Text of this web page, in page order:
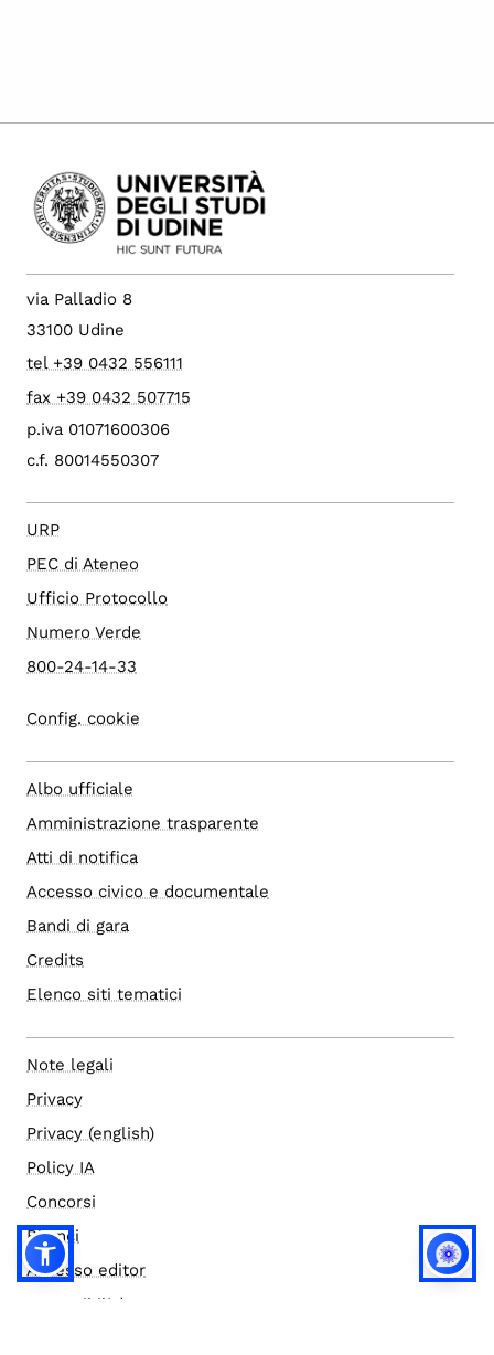
via Palladio 8
33100 Udine
tel +39 0432 556111
fax +39 0432 507715
p.iva 01071600306
c.f. 80014550307
URP
PEC di Ateneo
Ufficio Protocollo
Numero Verde
800-24-14-33
Config. cookie
Albo ufficiale
Amministrazione trasparente
Atti di notifica
Accesso civico e documentale
Bandi di gara
Credits
Elenco siti tematici
Note legali
Privacy
Privacy (english)
Policy IA
Concorsi
Bilanci
Accesso editor
Accessibilità